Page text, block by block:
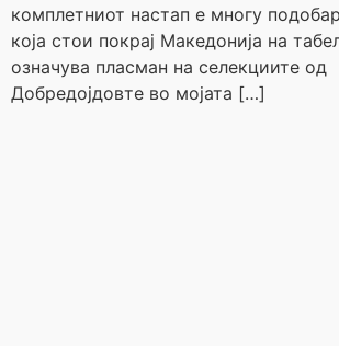
комплетниот настап е многу
која стои покрај Македонија на
означува пласман на селекциите
Добредојдовте во мојата […]